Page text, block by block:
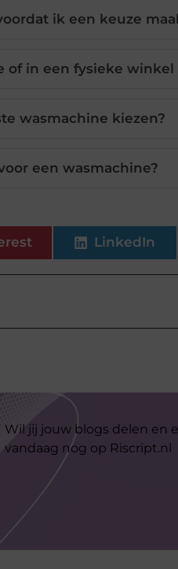
ik een keuze
of in een fysieke winkel
wasmachine kiezen?
een wasmachine?
LinkedIn
Wil jij jouw blogs delen en
vandaag nog op Riscript.nl